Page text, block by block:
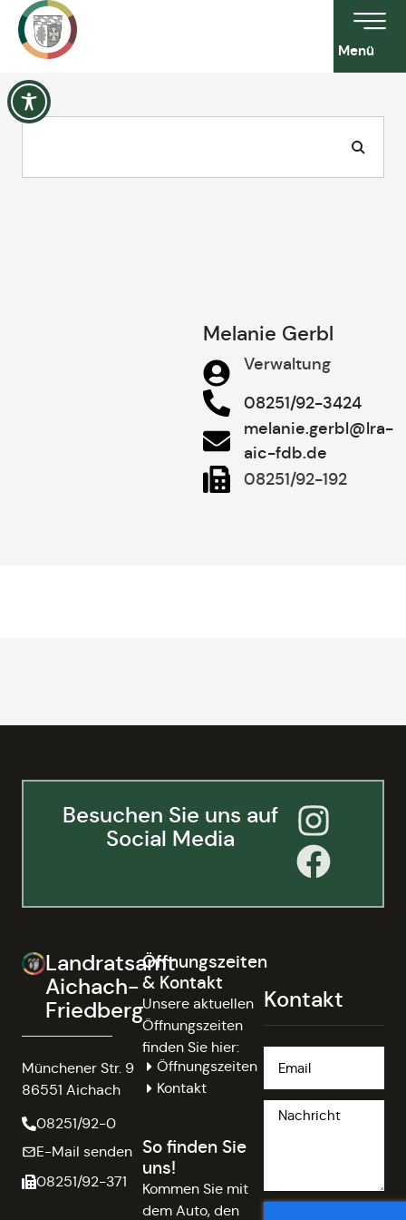
Menü
Melanie Gerbl
Verwaltung
08251/92-3424
melanie.gerbl@lra-
aic-fdb.de
08251/92-192
Besuchen Sie uns auf
Social Media
Landratsamt
Aichach-
Friedberg
Münchener Str. 9
86551 Aichach
08251/92-0
E-Mail senden
08251/92-371
Öffnungszeiten
& Kontakt
Unsere aktuellen
Öffnungszeiten
finden Sie hier:
Öffnungszeiten
Kontakt
So finden Sie
uns!
Kommen Sie mit
dem Auto, den
Kontakt